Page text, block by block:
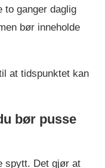
to ganger daglig
bør inneholde
at tidspunktet kan
bør pusse
spytt. Det gjør at